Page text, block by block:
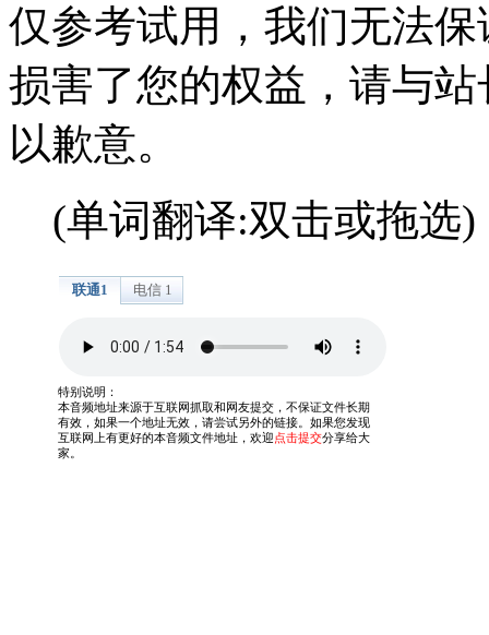
仅参考试用，我们无法
损害了您的权益，请与
以歉意。
(单词翻译:双击或拖选)